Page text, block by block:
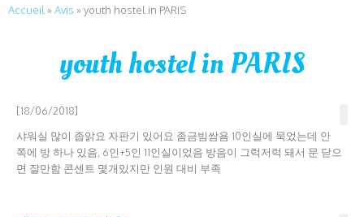
Accueil »Avis »youth hostel in PARIS
youth hostel in PARIS
[18/06/2018]
샤워실 많이 좁앍요 자판기 있어요 좀금빔쌈욤 10인실에 묵었는데 안
쪽에 방 하나 있음, 6인+5인 11인실이었음 방음이 그럭저럭 돼서 문 닫으
면 잘만함 콘센트 몇개있지만 인원 대비 부족